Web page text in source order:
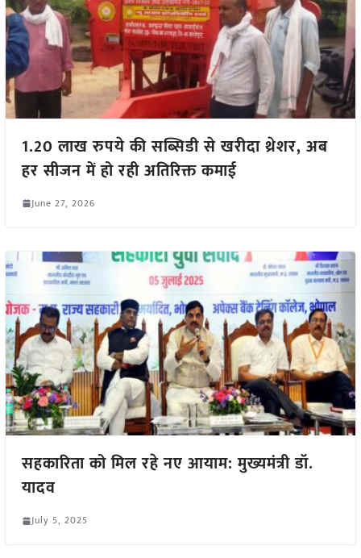
1.20 लाख रुपये की सब्सिडी से खरीदा थ्रेशर, अब
हर सीजन में हो रही अतिरिक्त कमाई
June 27, 2026
सहकारिता को मिल रहे नए आयाम: मुख्यमंत्री डॉ.
यादव
July 5, 2025